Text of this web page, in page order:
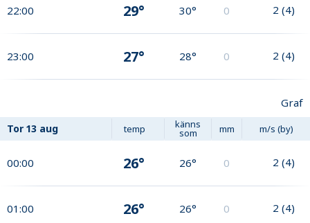
22:00 29° 30° 0 2 (4)
23:00 27° 28° 0 2 (4)
Graf
Tor 13 aug temp känns
som mm m/s (by)
00:00 26° 26° 0 2 (4)
01:00 26° 26° 0 2 (4)